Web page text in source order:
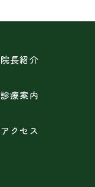
院長紹介
診療案内
アクセス